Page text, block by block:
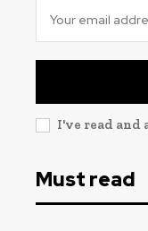
I've read and
Must read